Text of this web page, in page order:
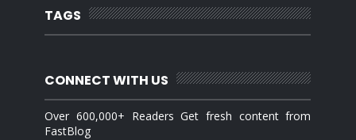
TAGS
CONNECT WITH US
Over 600,000+ Readers Get fresh content from
FastBlog